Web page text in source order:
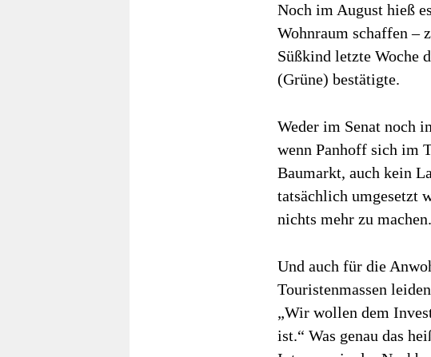
Noch im August hieß
Wohnraum schaffen –
Süßkind letzte Woche
(Grüne) bestätigte.
Weder im Senat noch
wenn Panhoff sich im
Baumarkt, auch kein
tatsächlich umgesetzt
nichts mehr zu machen.
Und auch für die
Touristenmassen
„Wir wollen dem
ist.“ Was genau das